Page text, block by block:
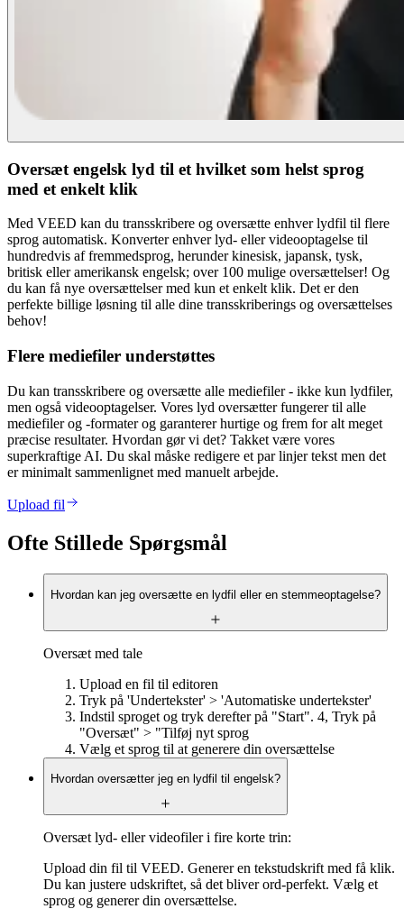
Oversæt engelsk lyd til et hvilket som helst sprog
med et enkelt klik
Med VEED kan du transskribere og oversætte enhver lydfil til flere
sprog automatisk. Konverter enhver lyd- eller videooptagelse til
hundredvis af fremmedsprog, herunder kinesisk, japansk, tysk,
britisk eller amerikansk engelsk; over 100 mulige oversættelser! Og
du kan få nye oversættelser med kun et enkelt klik. Det er den
perfekte billige løsning til alle dine transskriberings og oversættelses
behov!
Flere mediefiler understøttes
Du kan transskribere og oversætte alle mediefiler - ikke kun lydfiler,
men også videooptagelser. Vores lyd oversætter fungerer til alle
mediefiler og -formater og garanterer hurtige og frem for alt meget
præcise resultater. Hvordan gør vi det? Takket være vores
superkraftige AI. Du skal måske redigere et par linjer tekst men det
er minimalt sammenlignet med manuelt arbejde.
Upload fil
Ofte Stillede Spørgsmål
Hvordan kan jeg oversætte en lydfil eller en stemmeoptagelse?
Oversæt med tale
Upload en fil til editoren
Tryk på 'Undertekster' > 'Automatiske undertekster'
Indstil sproget og tryk derefter på "Start". 4, Tryk på
"Oversæt" > "Tilføj nyt sprog
Vælg et sprog til at generere din oversættelse
Hvordan oversætter jeg en lydfil til engelsk?
Oversæt lyd- eller videofiler i fire korte trin:
Upload din fil til VEED. Generer en tekstudskrift med få klik.
Du kan justere udskriftet, så det bliver ord-perfekt. Vælg et
sprog og generer din oversættelse.